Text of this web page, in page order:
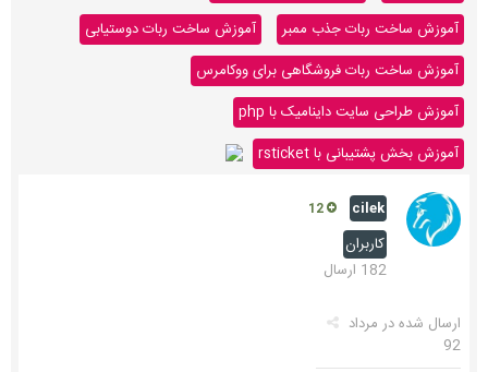
آموزش ساخت ربات جذب ممبر
آموزش ساخت ربات دوستیابی
آموزش ساخت ربات فروشگاهی برای ووکامرس
آموزش طراحی سایت داینامیک با php
آموزش بخش پشتیبانی با rsticket
cilek
کاربران
182 ارسال
ارسال شده در مرداد
92